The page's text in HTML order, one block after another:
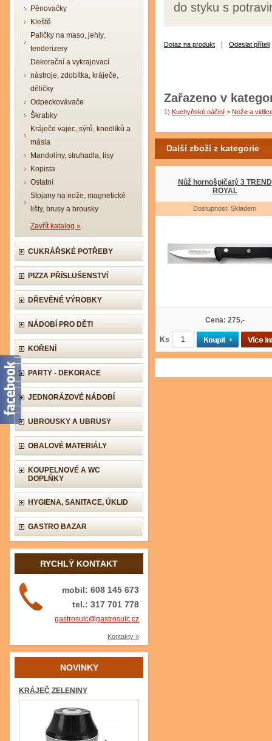
Pěnovačky
Kleště
Paličky na maso, jehly,
tenderizery
Dekorační a vykrajovací
nástroje, zdobítka, kráječe,
děličky
Odpeckovávače
Škrabky
Kráječe vajec, sýrů, knedlíků a
másla
Mandolíny, struhadla, lisy
Kopista
Ostatní
Stojany na nože, magnetické
lišty, brusy a brousky
Zavřít katalog »
CUKRÁŘSKÉ POTŘEBY
PIZZA PŘÍSLUŠENSTVÍ
DŘEVĚNÉ VÝROBKY
NÁDOBÍ PRO DĚTI
KOŘENÍ
PARTY - DEKORACE
JEDNORÁZOVÉ NÁDOBÍ
UBROUSKY A UBRUSY
OBALOVÉ MATERIÁLY
KOUPELNOVÉ A WC
DOPLŇKY
HYGIENA, SANITACE, ÚKLID
GASTRO BAZAR
RYCHLÝ KONTAKT
mobil: 608 145 673
tel.: 317 701 778
gastrosulc@gastrosulc.cz
Kontakty »
NOVINKY
KRÁJEČ ZELENINY
do styku s
Dotaz na produkt Odeslat příteli
Zařazeno v
1) Kuchyňské náčiní > Nože a
Další zboží z kategorie
Nůž hornošpičatý 3 TREND
ROYAL
Dostupnost: Skladem
Cena: 275,-
Ks